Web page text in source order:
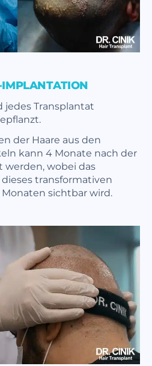
Transplantat
der Haare aus den
kann 4 Monate nach der
wobei das
transformativen
Monaten sichtbar wird.